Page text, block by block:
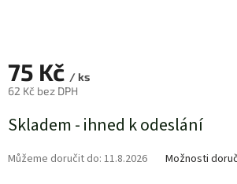
75 Kč / ks
62 Kč bez DPH
cena:
Skladem - ihned k odeslání
Můžeme doručit do: 11.8.2026 Možnosti